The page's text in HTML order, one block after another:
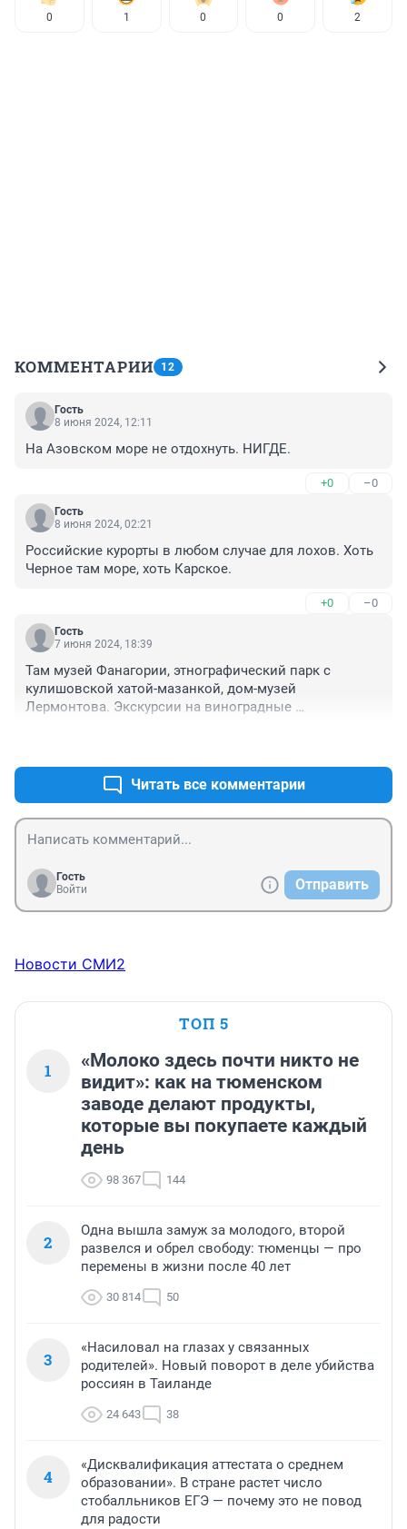
0 1 0 0 2
КОММЕНТАРИИ 12
Гость
8 июня 2024, 12:11
На Азовском море не отдохнуть. НИГДЕ.
+0 –0
Гость
8 июня 2024, 02:21
Российские курорты в любом случае для лохов. Хоть
Черное там море, хоть Карское.
+0 –0
Гость
7 июня 2024, 18:39
Там музей Фанагории, этнографический парк с
кулишовской хатой-мазанкой, дом-музей
Лермонтова. Экскурсии на виноградные
Читать все комментарии
Гость
Войти
Отправить
Новости СМИ2
ТОП 5
1
«Молоко здесь почти никто не
видит»: как на тюменском
заводе делают продукты,
которые вы покупаете каждый
день
98 367 144
2
Одна вышла замуж за молодого, второй
развелся и обрел свободу: тюменцы — про
перемены в жизни после 40 лет
30 814 50
3
«Насиловал на глазах у связанных
родителей». Новый поворот в деле убийства
россиян в Таиланде
24 643 38
4
«Дисквалификация аттестата о среднем
образовании». В стране растет число
стобалльников ЕГЭ — почему это не повод
для радости